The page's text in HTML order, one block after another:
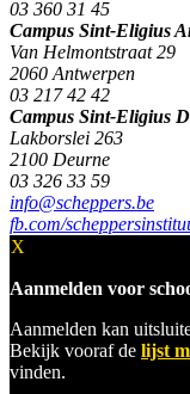
03 360 31 45
Campus Sint-Eligius
Van Helmontstraat 29
2060 Antwerpen
03 217 42 42
Campus Sint-Eligius
Lakborslei 263
2100 Deurne
03 326 33 59
info@scheppers.be
fb.com/
X
Aanmelden voor
Aanmelden kan
Bekijk vooraf de lijst
vinden.